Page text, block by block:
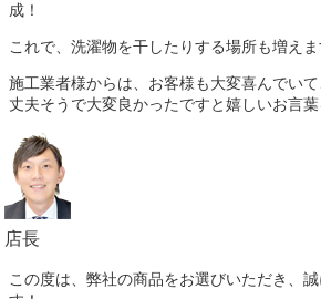
成！
これで、洗濯物を干したりする場所も増えま
施工業者様からは、お客様も大変喜んでいて
丈夫そうで大変良かったですと嬉しいお言葉
店長
この度は、弊社の商品をお選びいただき、